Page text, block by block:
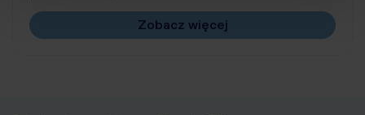
Zobacz więcej